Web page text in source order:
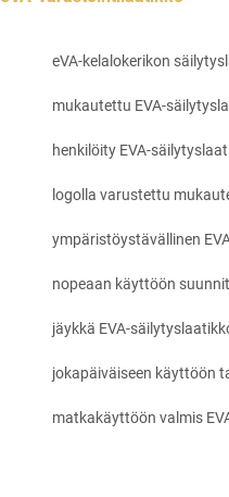
eVA-kelalokerikon
mukautettu EVA-
henkilöity EVA-
logolla varustettu
ympäristöystävällinen
nopeaan käyttöön
jäykkä EVA-
jokapäiväiseen käyttöön
matkakäyttöön valmis